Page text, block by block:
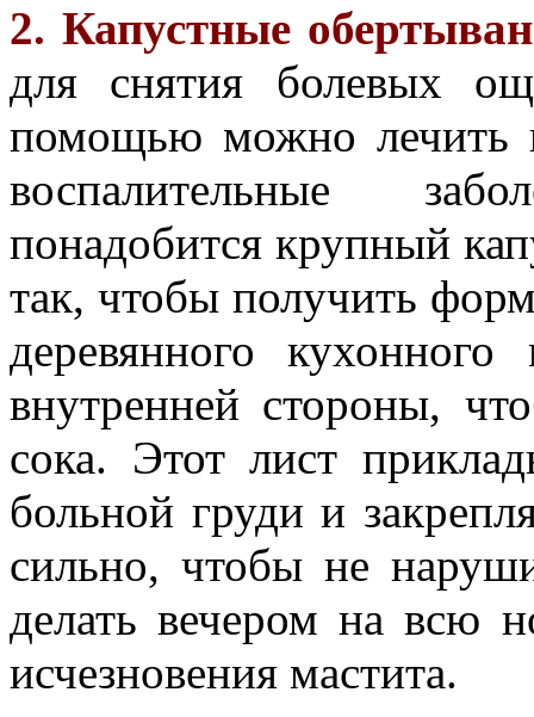
2. Капустные
для снятия болевых
помощью можно лечить
воспалительные
понадобится крупный
так, чтобы получить
деревянного
внутренней стороны,
сока. Этот лист
больной груди и
сильно, чтобы не
делать вечером на всю
исчезновения мастита.